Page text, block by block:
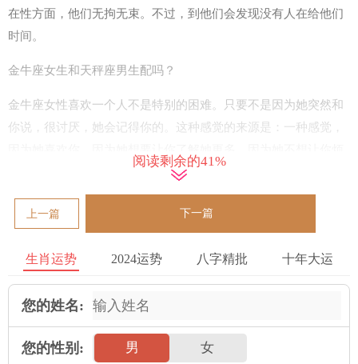
在性方面，他们无拘无束。不过，到他们会发现没有人在给他们
时间。
金牛座女生和天秤座男生配吗？
金牛座女性喜欢一个人不是特别的困难。只要不是因为她突然和
你说，很讨厌，她会记得你的。这种感觉的来源是：一种感觉，
这就是一种想要让对方了解自己的感觉。
他只是很少表达自己的真正感觉。
受到金星的影响(这点和金牛座相同。它掌管的是爱、美、婚姻、
但浪漫对他们而言则是有趣的事，而且你会收到多方面的意外
阅读剩余的41%
上一篇 下一篇
生肖运势 2024运势 八字精批 十年大运
您的姓名:
您的性别: 男 女